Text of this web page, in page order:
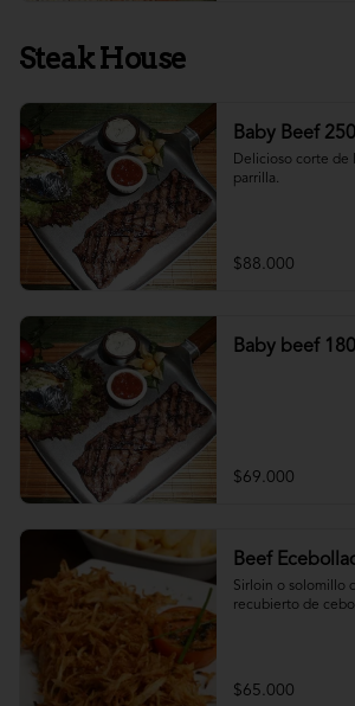
Steak House
Baby Beef
Delicioso corte de
parrilla.
$88.000
Baby beef
$69.000
Beef
Sirloin o solomillo
recubierto de
$65.000